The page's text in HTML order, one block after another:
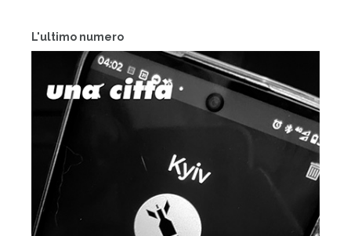
L'ultimo numero